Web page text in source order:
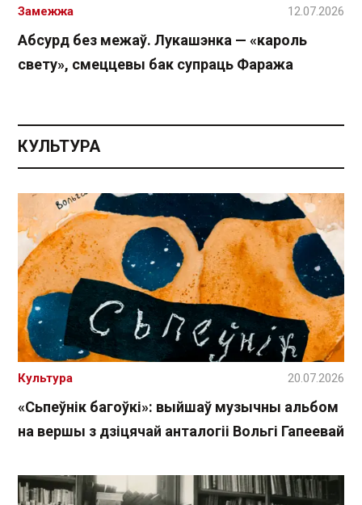
Абсурд без межаў. Лукашэнка — «кароль
свету», смеццевы бак супраць Фаража
Замежжа 12.07.2026
КУЛЬТУРА
«Сьпеўнік багоўкі»: выйшаў музычны альбом
на вершы з дзіцячай анталогіі Вольгі Гапеевай
Культура 20.07.2026